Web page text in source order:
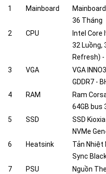
1
Mainboard
Mainboard
36 Tháng
2
CPU
Intel Core
32 Luồng,
Refresh) -
3
VGA
VGA
GDDR7 -
4
RAM
Ram
64GB bus
5
SSD
SSD
NVMe
6
Heatsink
Tản Nhiệt
Sync
7
PSU
Nguồn